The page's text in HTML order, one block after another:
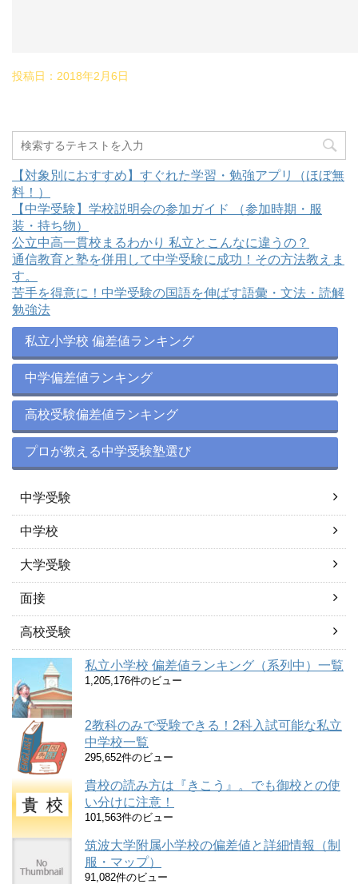
投稿日： 2018年2月6日
【対象別におすすめ】すぐれた学習・勉強アプリ（ほぼ無
料！）
【中学受験】学校説明会の参加ガイド （参加時期・服
装・持ち物）
公立中高一貫校まるわかり 私立とこんなに違うの？
通信教育と塾を併用して中学受験に成功！その方法教えま
す。
苦手を得意に！中学受験の国語を伸ばす語彙・文法・読解
勉強法
私立小学校 偏差値ランキング
中学偏差値ランキング
高校受験偏差値ランキング
プロが教える中学受験塾選び
中学受験
中学校
大学受験
面接
高校受験
私立小学校 偏差値ランキング（系列中）一覧
1,205,176件のビュー
2教科のみで受験できる！2科入試可能な私立
中学校一覧
295,652件のビュー
貴校の読み方は『きこう』。でも御校との使
い分けに注意！
101,563件のビュー
筑波大学附属小学校の偏差値と詳細情報（制
服・マップ）
91,082件のビュー